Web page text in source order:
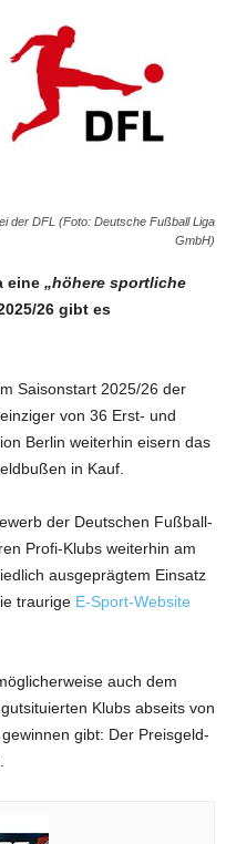
der DFL (Foto: Deutsche Fußball Liga
GmbH)
eine „höhere sportliche
26 gibt es
Saisonstart 2025/26 der
von 36 Erst- und
Berlin weiterhin eisern das
in Kauf.
der Deutschen Fußball-
Profi-Klubs weiterhin am
ausgeprägtem Einsatz
traurige E-Sport-Website
auch dem
Klubs abseits von
gibt: Der Preisgeld-